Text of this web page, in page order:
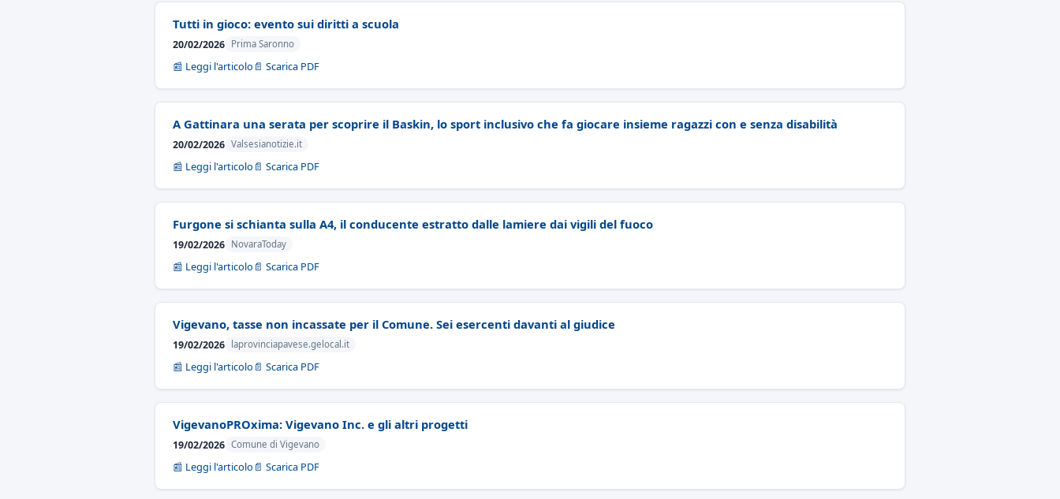
Tutti in gioco: evento sui diritti a scuola
20/02/2026 Prima Saronno
📰 Leggi l'articolo 📄 Scarica PDF
A Gattinara una serata per scoprire il Baskin, lo sport inclusivo che fa giocare insieme ragazzi con e senza disabilità
20/02/2026 Valsesianotizie.it
📰 Leggi l'articolo 📄 Scarica PDF
Furgone si schianta sulla A4, il conducente estratto dalle lamiere dai vigili del fuoco
19/02/2026 NovaraToday
📰 Leggi l'articolo 📄 Scarica PDF
Vigevano, tasse non incassate per il Comune. Sei esercenti davanti al giudice
19/02/2026 laprovinciapavese.gelocal.it
📰 Leggi l'articolo 📄 Scarica PDF
VigevanoPROxima: Vigevano Inc. e gli altri progetti
19/02/2026 Comune di Vigevano
📰 Leggi l'articolo 📄 Scarica PDF